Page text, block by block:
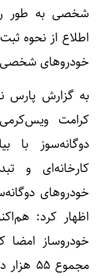
شخصی به طور
اطلاع از نحوه
خودروهای شخصی
به گزارش پارس
کرامت
دوگانه‌سوز با
کارخانه‌ای و
خودروهای
اظهار کرد:
خودروساز امضا
مجموع